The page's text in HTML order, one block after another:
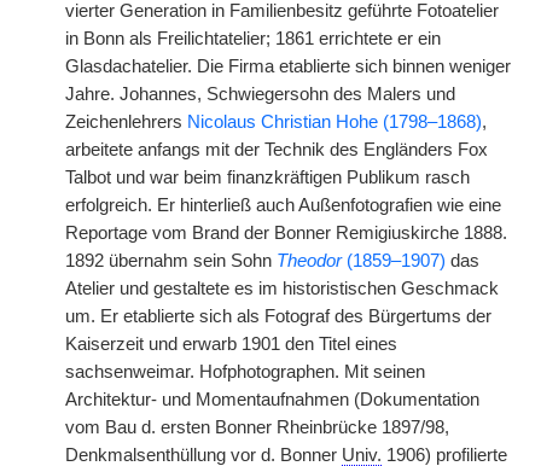
vierter Generation in Familienbesitz geführte Fotoatelier
in Bonn als Freilichtatelier; 1861 errichtete er ein
Glasdachatelier. Die Firma etablierte sich binnen weniger
Jahre. Johannes, Schwiegersohn des Malers und
Zeichenlehrers Nicolaus Christian Hohe (1798–1868),
arbeitete anfangs mit der Technik des Engländers Fox
Talbot und war beim finanzkräftigen Publikum rasch
erfolgreich. Er hinterließ auch Außenfotografien wie eine
Reportage vom Brand der Bonner Remigiuskirche 1888.
1892 übernahm sein Sohn Theodor(1859–1907) das
Atelier und gestaltete es im historistischen Geschmack
um. Er etablierte sich als Fotograf des Bürgertums der
Kaiserzeit und erwarb 1901 den Titel eines
sachsenweimar. Hofphotographen. Mit seinen
Architektur- und Momentaufnahmen (Dokumentation
vom Bau d. ersten Bonner Rheinbrücke 1897/98,
Denkmalsenthüllung vor d. Bonner Univ. 1906) profilierte